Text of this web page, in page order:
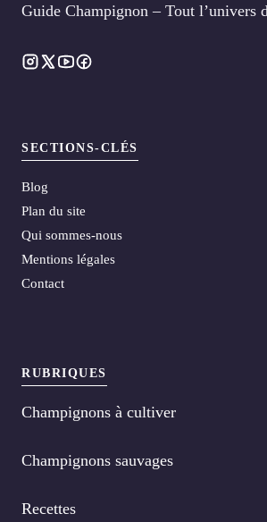
Guide Champignon – Tout l’univers
SECTIONS-CLÉS
Blog
Plan du site
Qui sommes-nous
Mentions légales
Contact
RUBRIQUES
Champignons à cultiver
Champignons sauvages
Recettes